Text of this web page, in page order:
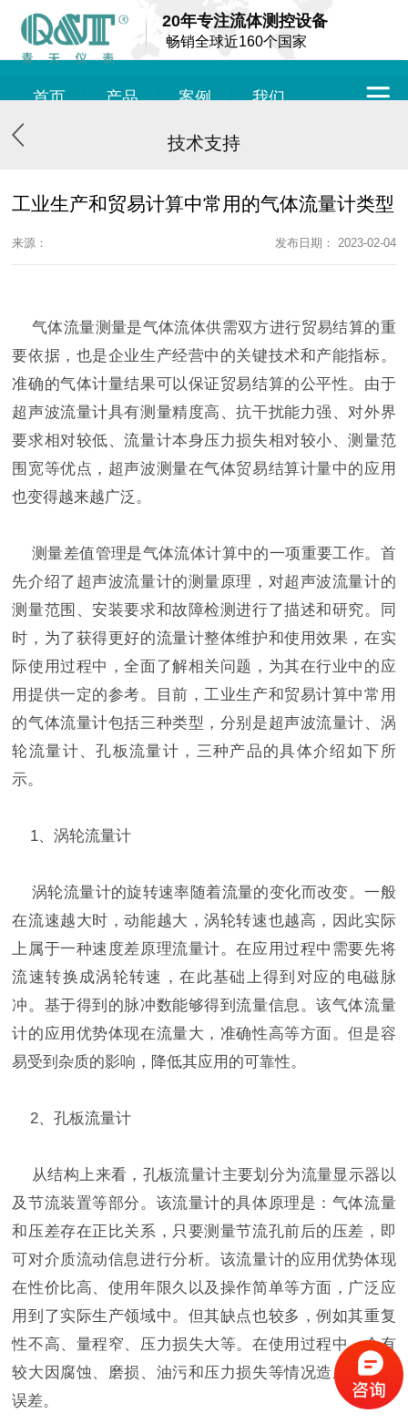
20年专注流体测控设备
畅销全球近160个国家
首页 产品 案例 我们
技术支持
工业生产和贸易计算中常用的气体流量计类型
来源： 发布日期： 2023-02-04
气体流量测量是气体流体供需双方进行贸易结算的重
要依据，也是企业生产经营中的关键技术和产能指标。
准确的气体计量结果可以保证贸易结算的公平性。由于
超声波流量计具有测量精度高、抗干扰能力强、对外界
要求相对较低、流量计本身压力损失相对较小、测量范
围宽等优点，超声波测量在气体贸易结算计量中的应用
也变得越来越广泛。
测量差值管理是气体流体计算中的一项重要工作。首
先介绍了超声波流量计的测量原理，对超声波流量计的
测量范围、安装要求和故障检测进行了描述和研究。同
时，为了获得更好的流量计整体维护和使用效果，在实
际使用过程中，全面了解相关问题，为其在行业中的应
用提供一定的参考。目前，工业生产和贸易计算中常用
的气体流量计包括三种类型，分别是超声波流量计、涡
轮流量计、孔板流量计，三种产品的具体介绍如下所
示。
1、涡轮流量计
涡轮流量计的旋转速率随着流量的变化而改变。一般
在流速越大时，动能越大，涡轮转速也越高，因此实际
上属于一种速度差原理流量计。在应用过程中需要先将
流速转换成涡轮转速，在此基础上得到对应的电磁脉
冲。基于得到的脉冲数能够得到流量信息。该气体流量
计的应用优势体现在流量大，准确性高等方面。但是容
易受到杂质的影响，降低其应用的可靠性。
2、孔板流量计
从结构上来看，孔板流量计主要划分为流量显示器以
及节流装置等部分。该流量计的具体原理是：气体流量
和压差存在正比关系，只要测量节流孔前后的压差，即
可对介质流动信息进行分析。该流量计的应用优势体现
在性价比高、使用年限久以及操作简单等方面，广泛应
用到了实际生产领域中。但其缺点也较多，例如其重复
性不高、量程窄、压力损失大等。在使用过程中，会有
较大因腐蚀、磨损、油污和压力损失等情况造成的测量
误差。